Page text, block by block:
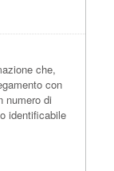
che,
con
numero di
identificabile